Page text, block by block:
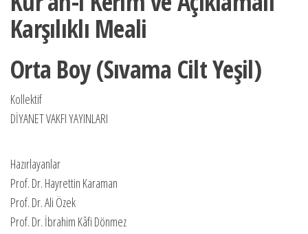
Karşılıklı Meali
Orta Boy (Sıvama Cilt Yeşil)
Kollektif
DİYANET VAKFI YAYINLARI
Hazırlayanlar
Prof. Dr. Hayrettin Karaman
Prof. Dr. Ali Özek
Prof. Dr. İbrahim Kâfi Dönmez